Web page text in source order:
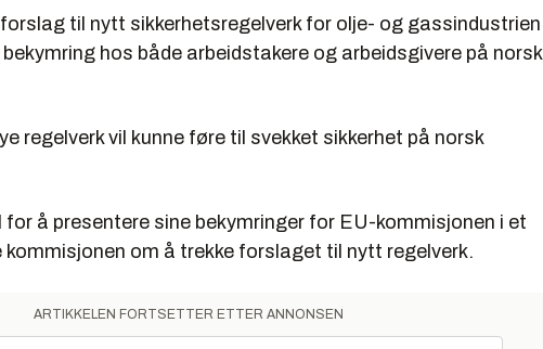
til nytt sikkerhetsregelverk for olje- og gassindustrien
hos både arbeidstakere og arbeidsgivere på norsk
regelverk vil kunne føre til svekket sikkerhet på norsk
for å presentere sine bekymringer for EU-kommisjonen i et
kommisjonen om å trekke forslaget til nytt regelverk.
ARTIKKELEN FORTSETTER ETTER ANNONSEN